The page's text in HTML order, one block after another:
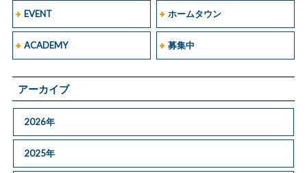
EVENT ホームタウン
ACADEMY 募集中
アーカイブ
2026年
2025年